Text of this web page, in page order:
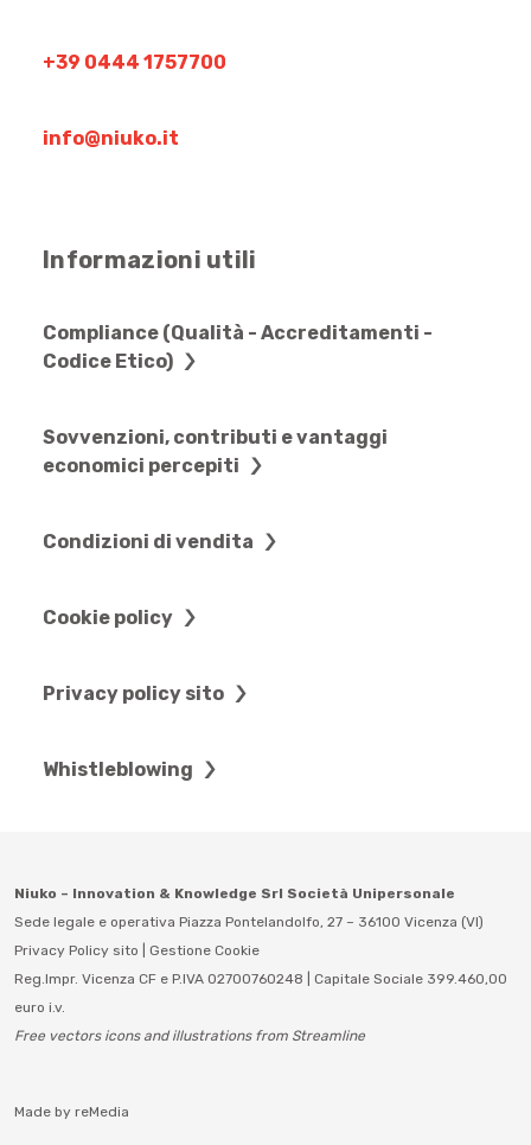
+39 0444 1757700
info@niuko.it
Informazioni utili
Compliance (Qualità - Accreditamenti -
Codice Etico)
Sovvenzioni, contributi e vantaggi
economici percepiti
Condizioni di vendita
Cookie policy
Privacy policy sito
Whistleblowing
Niuko – Innovation & Knowledge Srl Società Unipersonale
Sede legale e operativa Piazza Pontelandolfo, 27 – 36100 Vicenza (VI)
Privacy Policy sito
Gestione Cookie
Reg.Impr. Vicenza CF e P.IVA 02700760248 | Capitale Sociale 399.460,00
euro i.v.
Free vectors icons and illustrations from Streamline
Made by reMedia